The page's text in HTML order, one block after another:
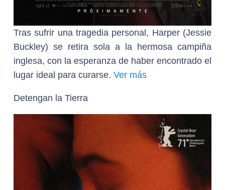
Tras sufrir una tragedia personal, Harper (Jessie
Buckley) se retira sola a la hermosa campiña
inglesa, con la esperanza de haber encontrado el
lugar ideal para curarse. Ver más
Detengan la Tierra